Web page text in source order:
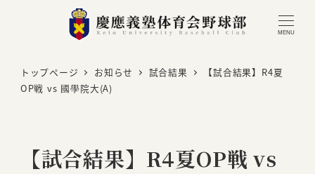
MENU
トップページ お知らせ 試合結果
【試合結果】R4夏
OP戦 vs 國學院大(A)
【試合結果】R4夏OP戦 vs